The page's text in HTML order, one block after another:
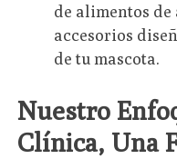
de alimentos
accesorios
de tu mascota.
Nuestro
Clínica, Una